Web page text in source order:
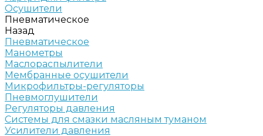
Осушители
Пневматическое
Назад
Пневматическое
Манометры
Маслораспылители
Мембранные осушители
Микрофильтры-регуляторы
Пневмоглушители
Регуляторы давления
Системы для смазки масляным туманом
Усилители давления